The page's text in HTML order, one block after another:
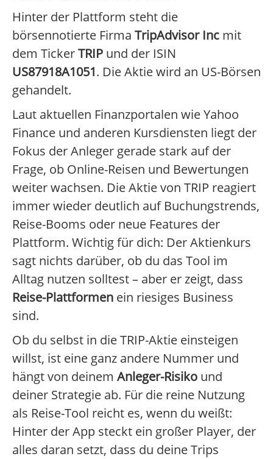
Hinter der Plattform steht die
börsennotierte Firma TripAdvisor Inc mit
dem TickerTRIP und der ISIN
US87918A1051. Die Aktie wird an US-Börsen
gehandelt.
Laut aktuellen Finanzportalen wie Yahoo
Finance und anderen Kursdiensten liegt der
Fokus der Anleger gerade stark auf der
Frage, ob Online-Reisen und Bewertungen
weiter wachsen. Die Aktie von TRIP reagiert
immer wieder deutlich auf Buchungstrends,
Reise-Booms oder neue Features der
Plattform. Wichtig für dich: Der Aktienkurs
sagt nichts darüber, ob du das Tool im
Alltag nutzen solltest – aber er zeigt, dass
Reise-Plattformen ein riesiges Business
sind.
Ob du selbst in die TRIP-Aktie einsteigen
willst, ist eine ganz andere Nummer und
hängt von deinem Anleger-Risiko und
deiner Strategie ab. Für die reine Nutzung
als Reise-Tool reicht es, wenn du weißt:
Hinter der App steckt ein großer Player, der
alles daran setzt, dass du deine Trips